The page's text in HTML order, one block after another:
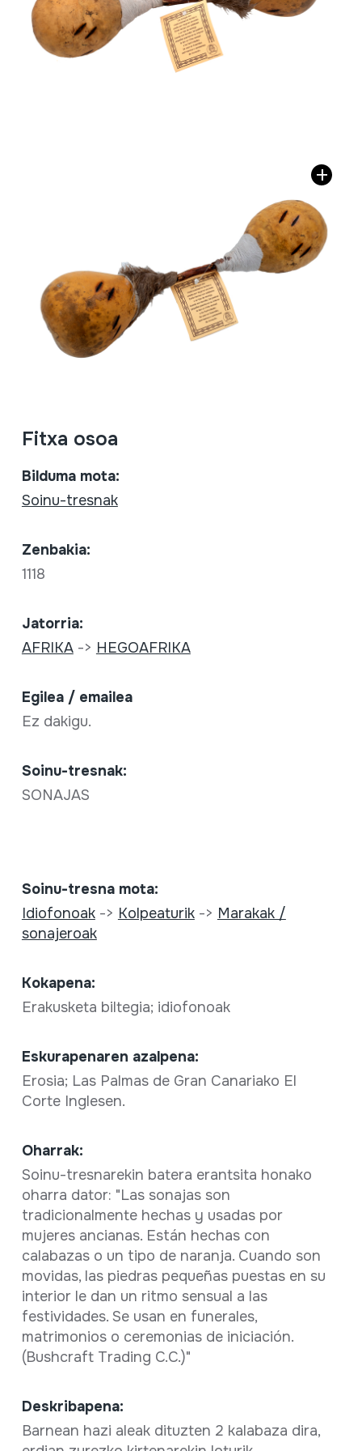
Fitxa osoa
Bilduma mota:
Soinu-tresnak
Zenbakia:
1118
Jatorria:
AFRIKA-> HEGOAFRIKA
Egilea / emailea
Ez dakigu.
Soinu-tresnak:
SONAJAS
Soinu-tresna mota:
Idiofonoak-> Kolpeaturik-> Marakak /
sonajeroak
Kokapena:
Erakusketa biltegia; idiofonoak
Eskurapenaren azalpena:
Erosia; Las Palmas de Gran Canariako El
Corte Inglesen.
Oharrak:
Soinu-tresnarekin batera erantsita honako
oharra dator: "Las sonajas son
tradicionalmente hechas y usadas por
mujeres ancianas. Están hechas con
calabazas o un tipo de naranja. Cuando son
movidas, las piedras pequeñas puestas en su
interior le dan un ritmo sensual a las
festividades. Se usan en funerales,
matrimonios o ceremonias de iniciación.
(Bushcraft Trading C.C.)"
Deskribapena:
Barnean hazi aleak dituzten 2 kalabaza dira,